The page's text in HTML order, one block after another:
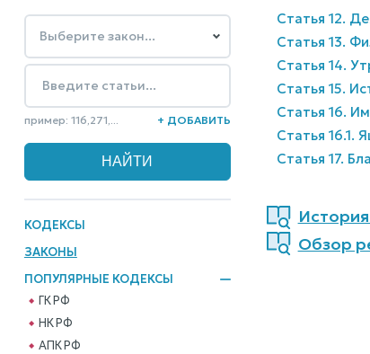
пример: 116,271,... + ДОБАВИТЬ
КОДЕКСЫ
ЗАКОНЫ
ПОПУЛЯРНЫЕ КОДЕКСЫ
ГК РФ
НК РФ
АПК РФ
Статья 12.
Статья 13.
Статья 14.
Статья 15.
Статья 16.
Статья 16.1.
Статья 17.
Обзор